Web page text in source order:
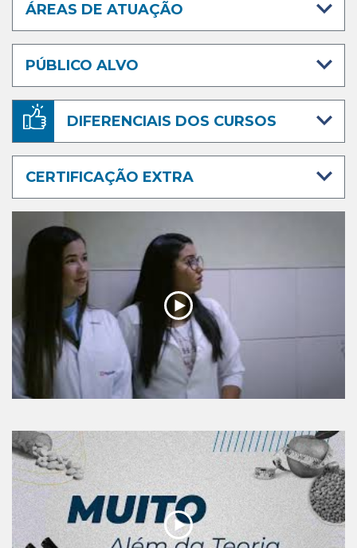
ÁREAS DE ATUAÇÃO
PÚBLICO ALVO
DIFERENCIAIS DOS CURSOS
CERTIFICAÇÃO EXTRA